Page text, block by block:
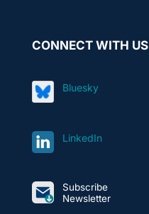
CONNECT WITH US
Bluesky
LinkedIn
Subscribe
Newsletter